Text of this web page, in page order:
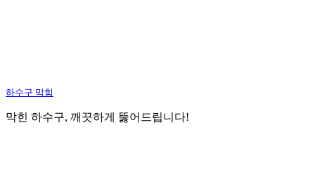
하수구 막힘
막힌 하수구, 깨끗하게 뚫어드립니다!